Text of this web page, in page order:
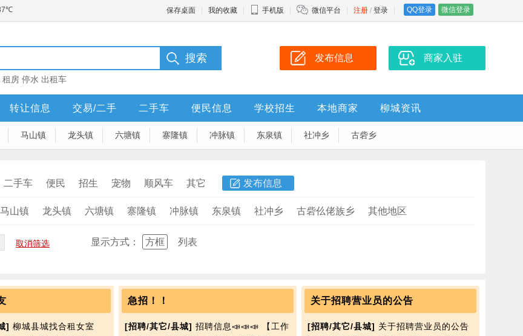
保存桌面 我的收藏 手机版 微信平台 注册 / 登录 QQ登录 微信登录
租房 停水 出租车
发布信息 商家入驻
转让信息 交易/二手 二手车 便民信息 学校招生 本地商家 柳城资讯
马山镇 龙头镇 六塘镇 寨隆镇 冲脉镇 东泉镇 社冲乡 古砦乡
二手车 便民 招生 宠物 顺风车 其它 发布信息
马山镇 龙头镇 六塘镇 寨隆镇 冲脉镇 东泉镇 社冲乡 古砦仫佬族乡 其他地区
取消筛选 显示方式： 方框 列表
] 柳城县城找合租女室
急招！！
[招聘/其它/县城] 招聘信息📣📣📣 【工作
关于招聘营业员的公告
[招聘/其它/县城] 关于招聘营业员的公告